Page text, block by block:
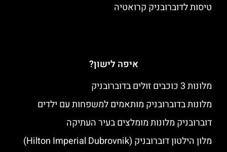
טיסות לדוברובניק קרואטיה
איפה לישון?
מלונות 3 כוכבים זולים בדוברובניק
מלונות בדוברובניק מותאמים למשפחות עם ילדים
דוברובניק מלונות מומלצים בעיר העתיקה
מלון הילטון דוברובניק (Hilton Imperial Dubrovnik)